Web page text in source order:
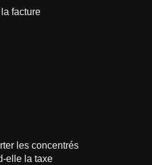
facture
les concentrés
elle la taxe